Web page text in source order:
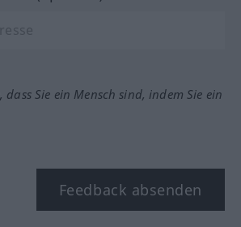
dass Sie ein Mensch sind, indem Sie ein
Feedback absenden